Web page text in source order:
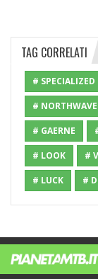
TAG CORRELATI
# SPECIALIZED
# NORTHWAVE
# GAERNE
# LOOK #
# LUCK #